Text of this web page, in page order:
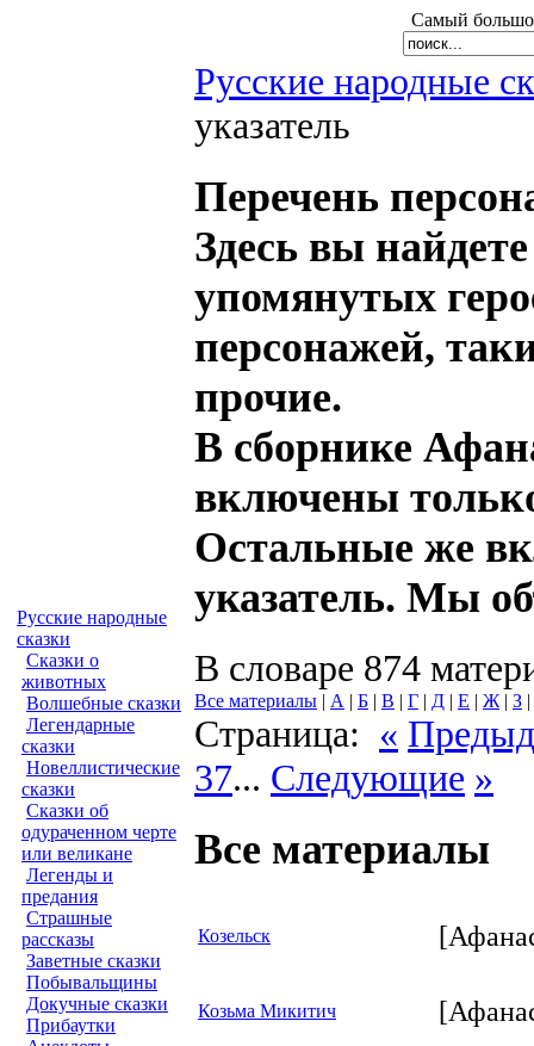
Самый
Русские народные
сказки
Сказки о
животных
Волшебные сказки
Легендарные
сказки
Новеллистические
сказки
Сказки об
одураченном черте
или великане
Легенды и
предания
Страшные
рассказы
Заветные сказки
Побывальщины
Докучные сказки
Прибаутки
Русские народные
указатель
Перечень
Здесь вы
упомянутых
персонажей,
прочие.
В сборнике
включены
Остальные же
указатель. Мы
В словаре 874
Все материалы | А | Б | В | Г | Д | Е | Ж | З |
Страница: «
37... Следующие »
Все материалы
Козельск
Козьма Микитич